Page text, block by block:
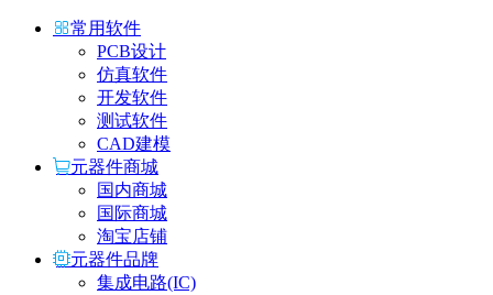
常用软件
PCB设计
仿真软件
开发软件
测试软件
CAD建模
元器件商城
国内商城
国际商城
淘宝店铺
元器件品牌
集成电路(IC)